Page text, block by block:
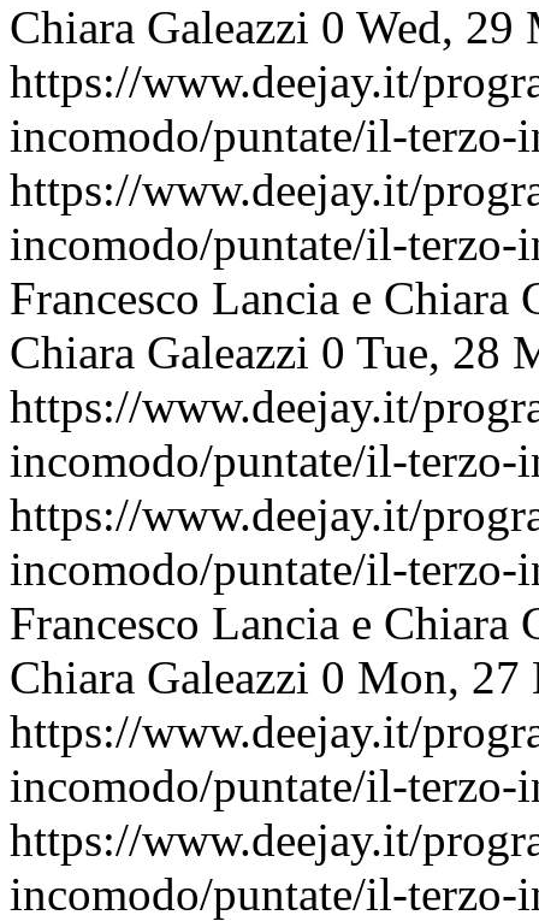
Chiara Galeazzi 0 Wed, 29
https://www.deejay.it/
incomodo/puntate/il-
https://www.deejay.it/
incomodo/puntate/il-
Francesco Lancia e Chiara
Chiara Galeazzi 0 Tue, 28
https://www.deejay.it/
incomodo/puntate/il-
https://www.deejay.it/
incomodo/puntate/il-
Francesco Lancia e Chiara
Chiara Galeazzi 0 Mon, 27
https://www.deejay.it/
incomodo/puntate/il-
https://www.deejay.it/
incomodo/puntate/il-